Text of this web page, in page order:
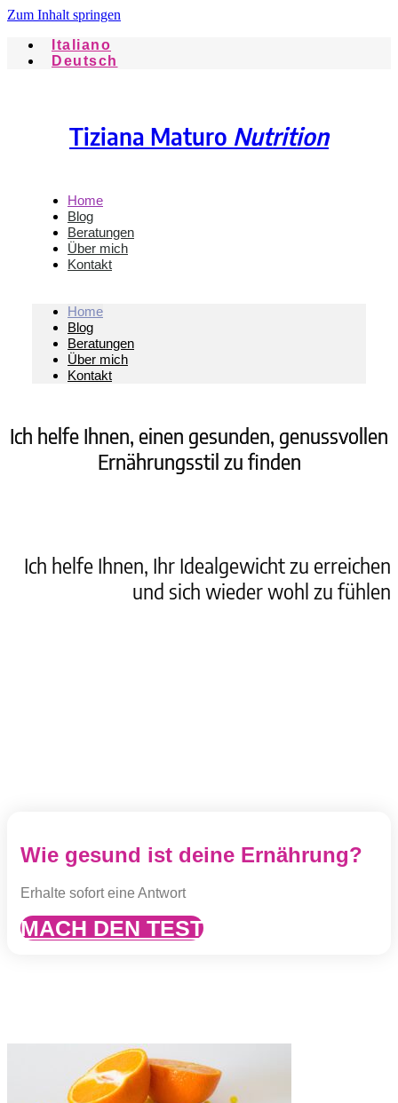
Zum Inhalt springen
Italiano
Deutsch
Tiziana Maturo Nutrition
Home
Blog
Beratungen
Über mich
Kontakt
Home
Blog
Beratungen
Über mich
Kontakt
Ich helfe Ihnen, einen gesunden, genussvollen
Ernährungsstil zu finden
Ich helfe Ihnen, Ihr Idealgewicht zu erreichen
und sich wieder wohl zu fühlen
Wie gesund ist deine Ernährung?
Erhalte sofort eine Antwort
MACH DEN TEST